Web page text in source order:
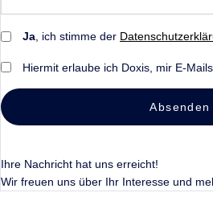
Ja, ich stimme der
Hiermit erlaube ich Doxis, mir E-
Absenden
Ihre Nachricht hat uns erreicht!
Wir freuen uns über Ihr Interesse und